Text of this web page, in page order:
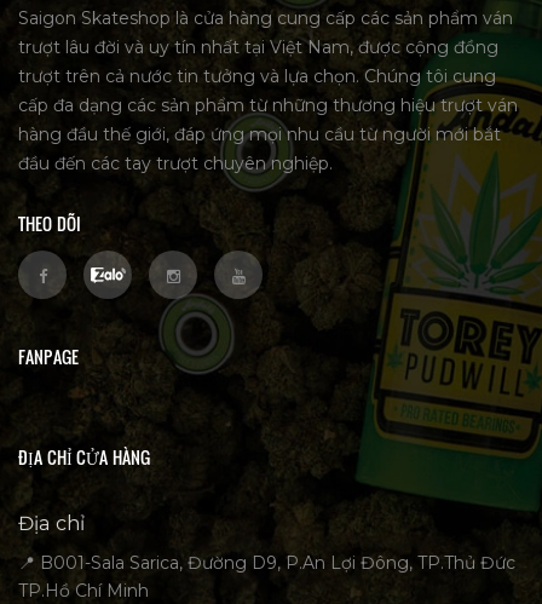
Saigon Skateshop là cửa hàng cung cấp các sản phẩm ván
trượt lâu đời và uy tín nhất tại Việt Nam, được cộng đồng
trượt trên cả nước tin tưởng và lựa chọn. Chúng tôi cung
cấp đa dạng các sản phẩm từ những thương hiệu trượt ván
hàng đầu thế giới, đáp ứng mọi nhu cầu từ người mới bắt
đầu đến các tay trượt chuyên nghiệp.
THEO DÕI
FANPAGE
ĐỊA CHỈ CỬA HÀNG
Địa chỉ
📍 B001-Sala Sarica, Đường D9, P.An Lợi Đông, TP.Thủ Đức
TP.Hồ Chí Minh